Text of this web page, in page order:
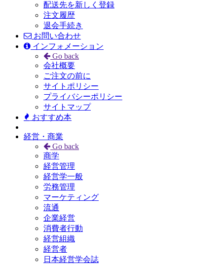
配送先を新しく登録
注文履歴
退会手続き
お問い合わせ
インフォメーション
Go back
会社概要
ご注文の前に
サイトポリシー
プライバシーポリシー
サイトマップ
おすすめ本
経営・商業
Go back
商学
経営管理
経営学一般
労務管理
マーケティング
流通
企業経営
消費者行動
経営組織
経営者
日本経営学会誌